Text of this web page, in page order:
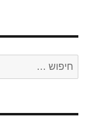
חפש: